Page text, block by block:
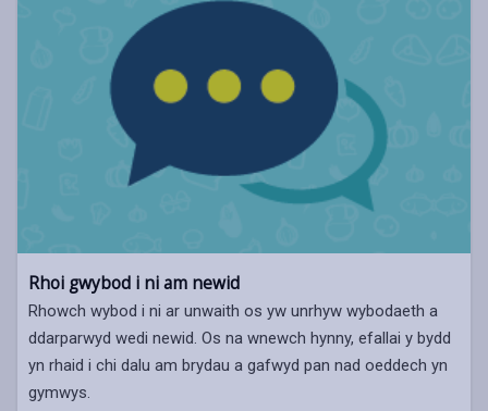
Rhoi gwybod i ni am newid
Rhowch wybod i ni ar unwaith os yw unrhyw wybodaeth a
ddarparwyd wedi newid. Os na wnewch hynny, efallai y bydd
yn rhaid i chi dalu am brydau a gafwyd pan nad oeddech yn
gymwys.